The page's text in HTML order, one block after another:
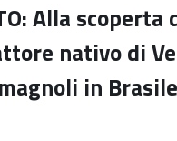
Alla
nativo di
in Brasile